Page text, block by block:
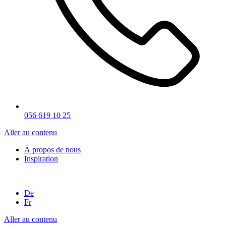
056 619 10 25
Aller au contenu
À propos de nous
Inspiration
De
Fr
Aller au contenu